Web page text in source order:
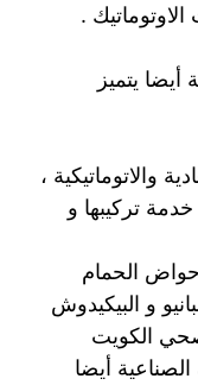
.
يتميز
والاتوماتيكية ،
تركيبها و
الحمام
و البيكيدوش
الكويت
أيضا